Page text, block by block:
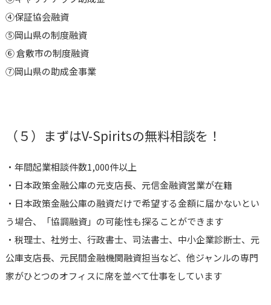
④保証協会融資
⑤岡山県の制度融資
⑥倉敷市の制度融資
⑦岡山県の助成金事業
（５）まずはV-Spiritsの無料相談を！
・年間起業相談件数1,000件以上
・日本政策金融公庫の元支店長、元信金融資営業が在籍
・日本政策金融公庫の融資だけで希望する金額に届かないとい
う場合、「協調融資」の可能性も探ることができます
・税理士、社労士、行政書士、司法書士、中小企業診断士、元
公庫支店長、元民間金融機関融資担当など、他ジャンルの専門
家がひとつのオフィスに席を並べて仕事をしています